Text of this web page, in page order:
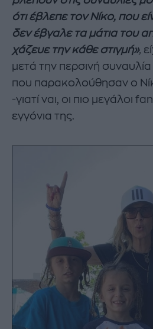
ότι έβλεπε τον Νίκο, που
δεν έβγαλε τα μάτια του
χάζευε την κάθε στιγμή»,
μετά την περσινή
που παρακολούθησαν ο
-γιατί ναι, οι πιο μεγάλοι
εγγόνια της.